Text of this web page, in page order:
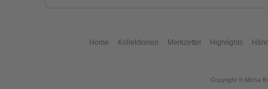
Home Kollektionen Merkzettel Highlights
Copyright © Micha